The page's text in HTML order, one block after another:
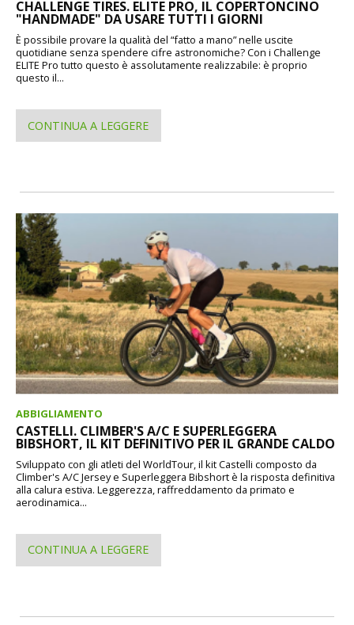
CHALLENGE TIRES. ELITE PRO, IL COPERTONCINO
"HANDMADE" DA USARE TUTTI I GIORNI
È possibile provare la qualità del “fatto a mano” nelle uscite
quotidiane senza spendere cifre astronomiche? Con i Challenge
ELITE Pro tutto questo è assolutamente realizzabile: è proprio
questo il...
CONTINUA A LEGGERE
ABBIGLIAMENTO
CASTELLI. CLIMBER'S A/C E SUPERLEGGERA
BIBSHORT, IL KIT DEFINITIVO PER IL GRANDE CALDO
Sviluppato con gli atleti del WorldTour, il kit Castelli composto da
Climber's A/C Jersey e Superleggera Bibshort è la risposta definitiva
alla calura estiva. Leggerezza, raffreddamento da primato e
aerodinamica...
CONTINUA A LEGGERE